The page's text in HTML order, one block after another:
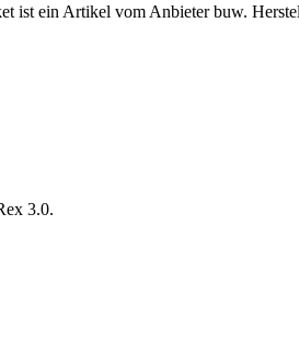
ist ein Artikel vom Anbieter buw.
3.0.